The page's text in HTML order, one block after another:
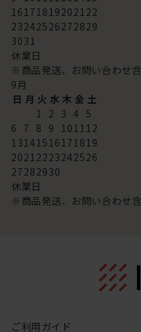
16171819202122
23242526272829
3031
休業日
※商品発送、お問い合わせ含
9月
日 月 火 水 木 金 土
1 2 3 4 5
6 7 8 9 101112
13141516171819
20212223242526
27282930
休業日
※商品発送、お問い合わせ含
ご利用ガイド